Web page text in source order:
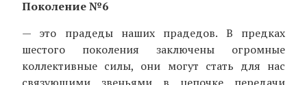
Поколение №6
— это прадеды наших прадедов. В предках
шестого поколения заключены огромные
коллективные силы, они могут стать для нас